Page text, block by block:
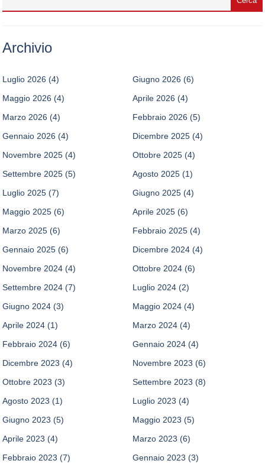
Archivio
Luglio 2026 (4) Giugno 2026 (6)
Maggio 2026 (4) Aprile 2026 (4)
Marzo 2026 (4) Febbraio 2026 (5)
Gennaio 2026 (4) Dicembre 2025 (4)
Novembre 2025 (4) Ottobre 2025 (4)
Settembre 2025 (5) Agosto 2025 (1)
Luglio 2025 (7) Giugno 2025 (4)
Maggio 2025 (6) Aprile 2025 (6)
Marzo 2025 (6) Febbraio 2025 (4)
Gennaio 2025 (6) Dicembre 2024 (4)
Novembre 2024 (4) Ottobre 2024 (6)
Settembre 2024 (7) Luglio 2024 (2)
Giugno 2024 (3) Maggio 2024 (4)
Aprile 2024 (1) Marzo 2024 (4)
Febbraio 2024 (6) Gennaio 2024 (4)
Dicembre 2023 (4) Novembre 2023 (6)
Ottobre 2023 (3) Settembre 2023 (8)
Agosto 2023 (1) Luglio 2023 (4)
Giugno 2023 (5) Maggio 2023 (5)
Aprile 2023 (4) Marzo 2023 (6)
Febbraio 2023 (7) Gennaio 2023 (3)